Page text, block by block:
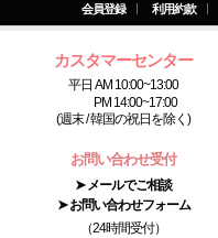
会員登録 利用約款
カスタマーセンター
平日 AM 10:00~13:00
PM 14:00~17:00
(週末 / 韓国の祝日を除く)
お問い合わせ受付
➤ メールでご相談
➤ お問い合わせフォーム
（24時間受付）